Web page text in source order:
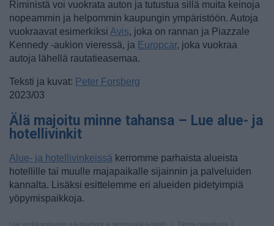
Riministä voi vuokrata auton ja tutustua sillä muita keinoja
nopeammin ja helpommin kaupungin ympäristöön. Autoja
vuokraavat esimerkiksi Avis, joka on rannan ja Piazzale
Kennedy -aukion vieressä, ja Europcar, joka vuokraa
autoja lähellä rautatieasemaa.
Teksti ja kuvat: Peter Forsberg
2023/03
Älä majoitu minne tahansa – Lue alue- ja
hotellivinkit
Alue- ja hotellivinkeissä kerromme parhaista alueista
hotellille tai muulle majapaikalle sijainnin ja palveluiden
kannalta. Lisäksi esittelemme eri alueiden pidetyimpiä
yöpymispaikkoja.
Tietoa palvelusta